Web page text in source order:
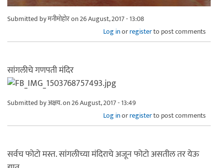
Submitted byमनीमोहोरon 26 August, 2017 - 13:08
Log inorregisterto post comments
सांगलीचे गणपती मंदिर
Submitted byअक्षय.on 26 August, 2017 - 13:49
Log inorregisterto post comments
सर्वच फोटो मस्त. सांगलीच्या मंदिराचे अजून फोटो असतील तर येऊ